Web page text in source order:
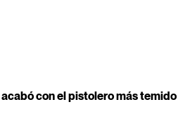
con el pistolero más